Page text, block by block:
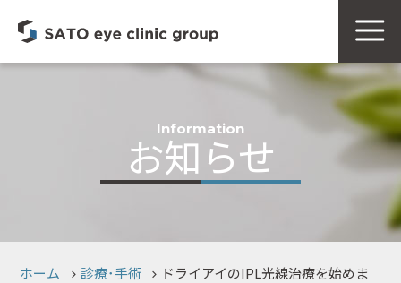
Information
お知らせ
ホーム 診療･手術
ドライアイのIPL光線治療を始めま